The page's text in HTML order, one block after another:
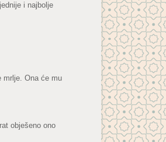
i najbolje
mrlje. Ona će mu
obješeno ono